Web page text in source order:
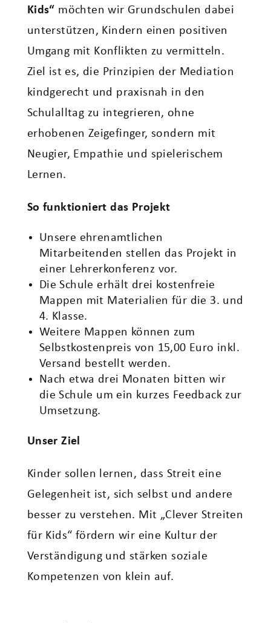
Kids“ möchten wir Grundschulen dabei
unterstützen, Kindern einen positiven
Umgang mit Konflikten zu vermitteln.
Ziel ist es, die Prinzipien der Mediation
kindgerecht und praxisnah in den
Schulalltag zu integrieren, ohne
erhobenen Zeigefinger, sondern mit
Neugier, Empathie und spielerischem
Lernen.
So funktioniert das Projekt
Unsere ehrenamtlichen
Mitarbeitenden stellen das Projekt in
einer Lehrerkonferenz vor.
Die Schule erhält drei kostenfreie
Mappen mit Materialien für die 3. und
4. Klasse.
Weitere Mappen können zum
Selbstkostenpreis von 15,00 Euro inkl.
Versand bestellt werden.
Nach etwa drei Monaten bitten wir
die Schule um ein kurzes Feedback zur
Umsetzung.
Unser Ziel
Kinder sollen lernen, dass Streit eine
Gelegenheit ist, sich selbst und andere
besser zu verstehen. Mit „Clever Streiten
für Kids“ fördern wir eine Kultur der
Verständigung und stärken soziale
Kompetenzen von klein auf.